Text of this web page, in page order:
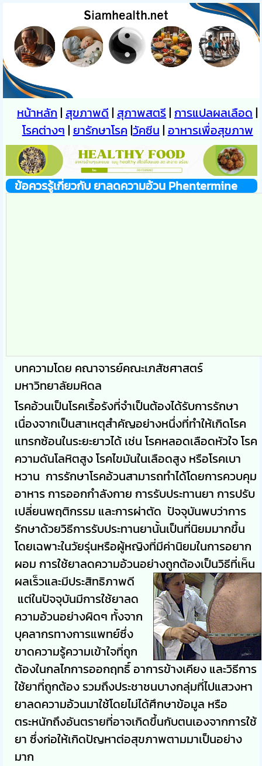
หน้าหลัก | สุขภาพดี | สุภาพสตรี|การแปลผลเลือด |
โรคต่างๆ | ยารักษาโรค |วัคซีน | อาหารเพื่อสุขภาพ
ข้อควรรู้เกี่ยวกับ ยาลดความอ้วน Phentermine
บทความโดย คณาจารย์คณะเภสัชศาสตร์
มหาวิทยาลัยมหิดล
โรคอ้วนเป็นโรคเรื้อรังที่จำเป็นต้องได้รับการรักษา
เนื่องจากเป็นสาเหตุสำคัญอย่างหนึ่งที่ทำให้เกิดโรค
แทรกซ้อนในระยะยาวได้ เช่น โรคหลอดเลือดหัวใจ โรค
ความดันโลหิตสูง โรคไขมันในเลือดสูง หรือโรคเบา
หวาน การรักษาโรคอ้วนสามารถทำได้โดยการควบคุม
อาหาร การออกกำลังกาย การรับประทานยา การปรับ
เปลี่ยนพฤติกรรม และการผ่าตัด ปัจจุบันพบว่าการ
รักษาด้วยวิธีการรับประทานยานั้นเป็นที่นิยมมากขึ้น
โดยเฉพาะในวัยรุ่นหรือผู้หญิงที่มีค่านิยมในการอยาก
ผอม การใช้ยาลดความอ้วนอย่างถูกต้องเป็นวิธีที่เห็น
ผลเร็วและมีประสิทธิภาพดี
แต่ในปัจจุบันมีการใช้ยาลด
ความอ้วนอย่างผิดๆ ทั้งจาก
บุคลากรทางการแพทย์ซึ่ง
ขาดความรู้ความเข้าใจที่ถูก
ต้องในกลไกการออกฤทธิ์ อาการข้างเคียง และวิธีการ
ใช้ยาที่ถูกต้อง รวมถึงประชาชนบางกลุ่มที่ไปแสวงหา
ยาลดความอ้วนมาใช้โดยไม่ได้ศึกษาข้อมูล หรือ
ตระหนักถึงอันตรายที่อาจเกิดขึ้นกับตนเองจากการใช้
ยา ซึ่งก่อให้เกิดปัญหาต่อสุขภาพตามมาเป็นอย่าง
มาก